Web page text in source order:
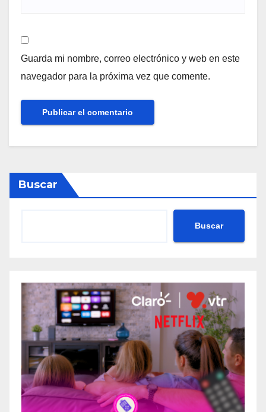
Guarda mi nombre, correo electrónico y web en este
navegador para la próxima vez que comente.
Buscar
Buscar